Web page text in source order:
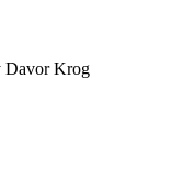
Davor Krog